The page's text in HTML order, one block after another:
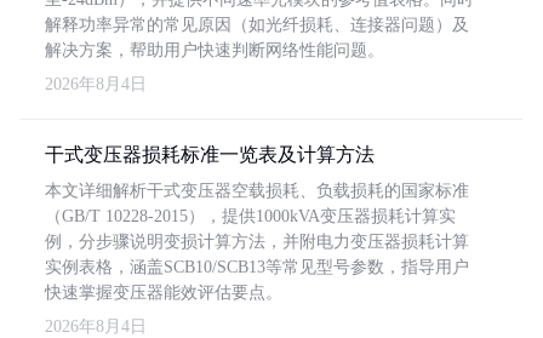
解释功率异常的常见原因（如光纤损耗、连接器问题）及
解决方案，帮助用户快速判断网络性能问题。
2026年8月4日
干式变压器损耗标准一览表及计算方法
本文详细解析干式变压器空载损耗、负载损耗的国家标准
（GB/T 10228-2015），提供1000kVA变压器损耗计算实
例，分步骤说明变损计算方法，并附电力变压器损耗计算
实例表格，涵盖SCB10/SCB13等常见型号参数，指导用户
快速掌握变压器能效评估要点。
2026年8月4日